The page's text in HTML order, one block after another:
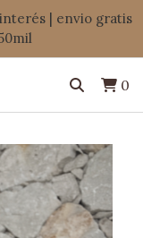
| envio gratis
0